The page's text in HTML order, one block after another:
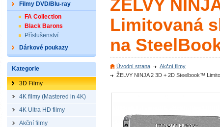
Filmy DVD/Blu-ray
FA Collection
Black Barons
Příslušenství
Dárkové poukazy
Kategorie
3D Filmy
4K filmy (Mastered in 4K)
4K Ultra HD filmy
Akční filmy
ŽELVY
Limitovaná
na
Úvodní strana
Akční filmy
ŽELVY NINJA 2 3D + 2D Steelbook™